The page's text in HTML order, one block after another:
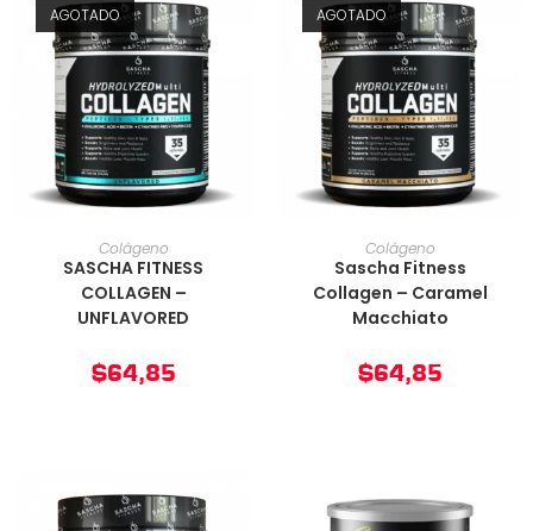
AGOTADO
AÑADIR AL CARRITO
Colágeno
SASCHA FITNESS
COLLAGEN –
UNFLAVORED
$64,85
AGOTADO
AÑADIR AL CARRITO
Colágeno
Sascha Fitness
Collagen – Caramel
Macchiato
$64,85